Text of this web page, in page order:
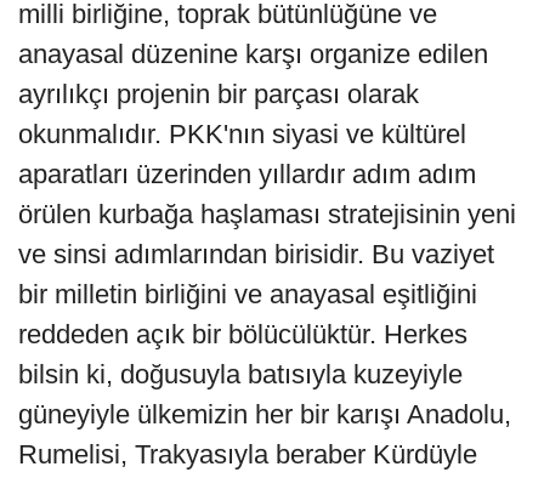
milli birliğine, toprak bütünlüğüne ve
anayasal düzenine karşı organize edilen
ayrılıkçı projenin bir parçası olarak
okunmalıdır. PKK'nın siyasi ve kültürel
aparatları üzerinden yıllardır adım adım
örülen kurbağa haşlaması stratejisinin yeni
ve sinsi adımlarından birisidir. Bu vaziyet
bir milletin birliğini ve anayasal eşitliğini
reddeden açık bir bölücülüktür. Herkes
bilsin ki, doğusuyla batısıyla kuzeyiyle
güneyiyle ülkemizin her bir karışı Anadolu,
Rumelisi, Trakyasıyla beraber Kürdüyle